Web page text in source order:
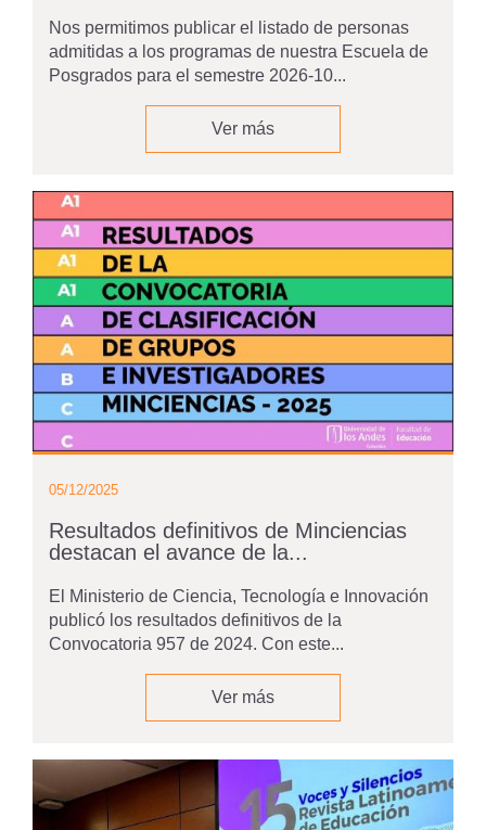
Nos permitimos publicar el listado de personas
admitidas a los programas de nuestra Escuela de
Posgrados para el semestre 2026-10...
Ver más
05/12/2025
Resultados definitivos de Minciencias
destacan el avance de la...
El Ministerio de Ciencia, Tecnología e Innovación
publicó los resultados definitivos de la
Convocatoria 957 de 2024. Con este...
Ver más